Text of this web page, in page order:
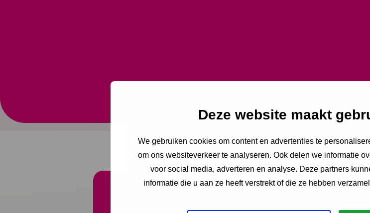
Deze website maakt
We gebruiken cookies om content en advertenties te
om ons websiteverkeer te analyseren. Ook delen we informatie
voor social media, adverteren en analyse. Deze partners
informatie die u aan ze heeft verstrekt of die ze hebben
Hechting op